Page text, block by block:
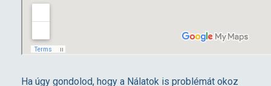
Ha úgy gondolod, hogy a Nálatok is problémát okoz